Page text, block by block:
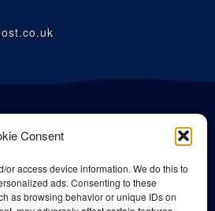
Consent
access device information. We do this to
ads. Consenting to these
as browsing behavior or unique IDs on